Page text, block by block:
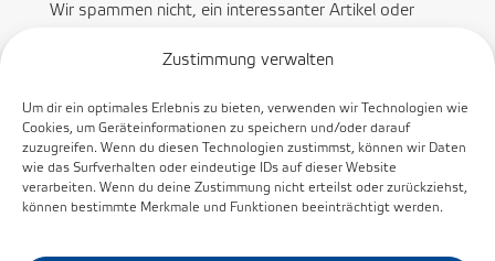
Zustimmung verwalten
Um dir ein optimales Erlebnis zu bieten, verwenden wir Technologien wie
Cookies, um Geräteinformationen zu speichern und/oder darauf
zuzugreifen. Wenn du diesen Technologien zustimmst, können wir Daten
wie das Surfverhalten oder eindeutige IDs auf dieser Website
verarbeiten. Wenn du deine Zustimmung nicht erteilst oder zurückziehst,
können bestimmte Merkmale und Funktionen beeinträchtigt werden.
Wir spammen nicht, ein interessanter Artikel oder
Abonnieren